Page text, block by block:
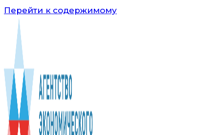
Перейти к содержимому